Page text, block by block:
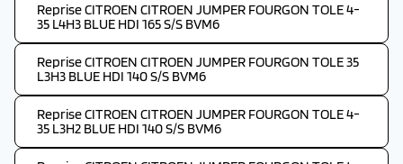
Reprise CITROEN CITROEN JUMPER FOURGON TOLE 4-
35 L4H3 BLUE HDI 165 S/S BVM6
Reprise CITROEN CITROEN JUMPER FOURGON TOLE 35
L3H3 BLUE HDI 140 S/S BVM6
Reprise CITROEN CITROEN JUMPER FOURGON TOLE 4-
35 L3H2 BLUE HDI 140 S/S BVM6